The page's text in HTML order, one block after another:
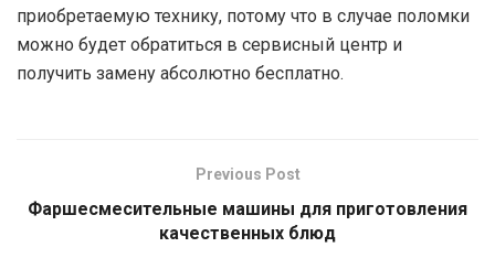
приобретаемую технику, потому что в случае поломки
можно будет обратиться в сервисный центр и
получить замену абсолютно бесплатно.
Previous Post
Фаршесмесительные машины для приготовления
качественных блюд